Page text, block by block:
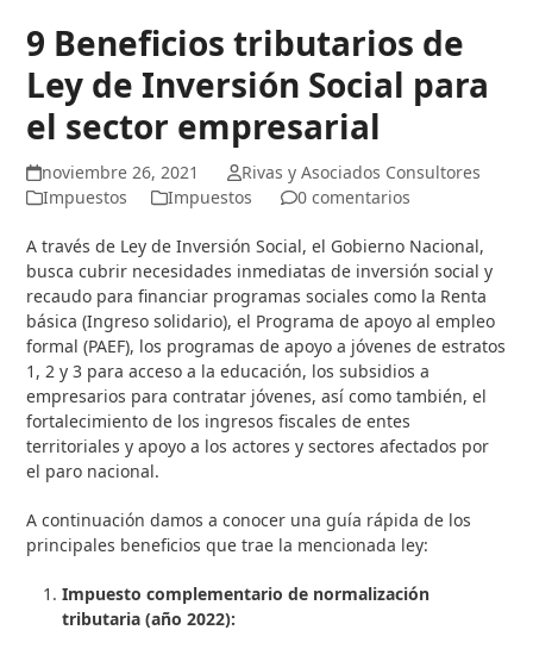
9 Beneficios tributarios de
Ley de Inversión Social para
el sector empresarial
noviembre 26, 2021
Rivas y Asociados Consultores
Impuestos
Impuestos 0 comentarios
A través de Ley de Inversión Social, el Gobierno Nacional,
busca cubrir necesidades inmediatas de inversión social y
recaudo para financiar programas sociales como la Renta
básica (Ingreso solidario), el Programa de apoyo al empleo
formal (PAEF), los programas de apoyo a jóvenes de estratos
1, 2 y 3 para acceso a la educación, los subsidios a
empresarios para contratar jóvenes, así como también, el
fortalecimiento de los ingresos fiscales de entes
territoriales y apoyo a los actores y sectores afectados por
el paro nacional.
A continuación damos a conocer una guía rápida de los
principales beneficios que trae la mencionada ley:
Impuesto complementario de normalización
tributaria (año 2022):